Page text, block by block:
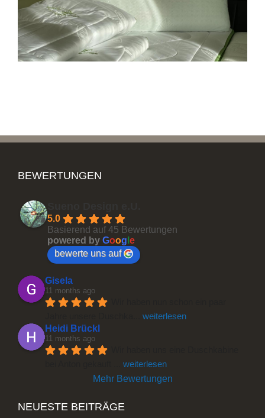
Kopfkissen
Bettwaren
BEWERTUNGEN
5.0
Basierend auf 45 Bewertungen
powered by Goog e
bewerte uns auf
Gisela
11 months ago
weiterlesen
Heidi Brückl
11 months ago
weiterlesen
Mehr Bewertungen
NEUESTE BEITRÄGE